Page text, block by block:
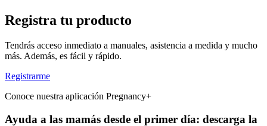
Registra tu producto
Tendrás acceso inmediato a manuales, asistencia a medida y mucho
más. Además, es fácil y rápido.
Registrarme
Conoce nuestra aplicación Pregnancy+
Ayuda a las mamás desde el primer día: descarga la